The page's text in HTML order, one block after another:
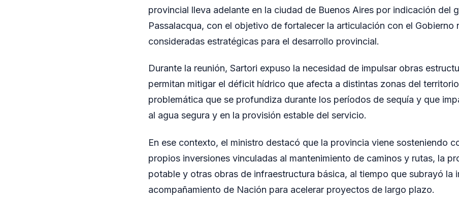
provincial lleva adelante en la ciudad de Buenos Aires por indicación del
Passalacqua, con el objetivo de fortalecer la articulación con el Gobierno
consideradas estratégicas para el desarrollo provincial.
Durante la reunión, Sartori expuso la necesidad de impulsar obras
permitan mitigar el déficit hídrico que afecta a distintas zonas del
problemática que se profundiza durante los períodos de sequía y que
al agua segura y en la provisión estable del servicio.
En ese contexto, el ministro destacó que la provincia viene sosteniendo
propios inversiones vinculadas al mantenimiento de caminos y rutas, la
potable y otras obras de infraestructura básica, al tiempo que subrayó la
acompañamiento de Nación para acelerar proyectos de largo plazo.